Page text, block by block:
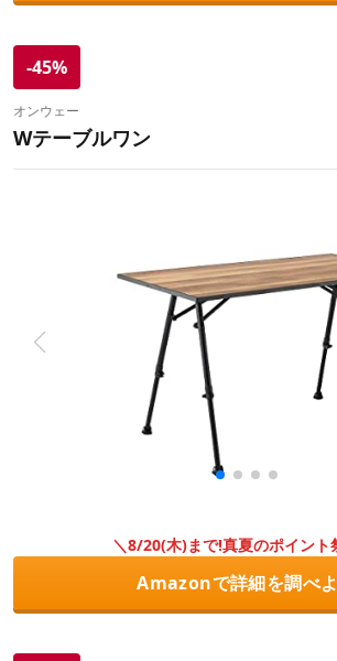
-45%
オンウェー
Wテーブルワン
＼8/20(木)まで!真夏のポイント
Amazonで詳細を調べ